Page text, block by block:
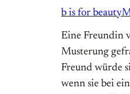
b is for beauty
Eine Freundin
Musterung
Freund würde
wenn sie bei